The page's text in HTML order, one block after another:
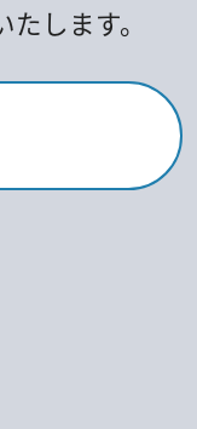
します。